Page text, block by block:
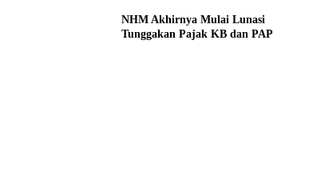
NHM Akhirnya Mulai Lunasi
Tunggakan Pajak KB dan PAP